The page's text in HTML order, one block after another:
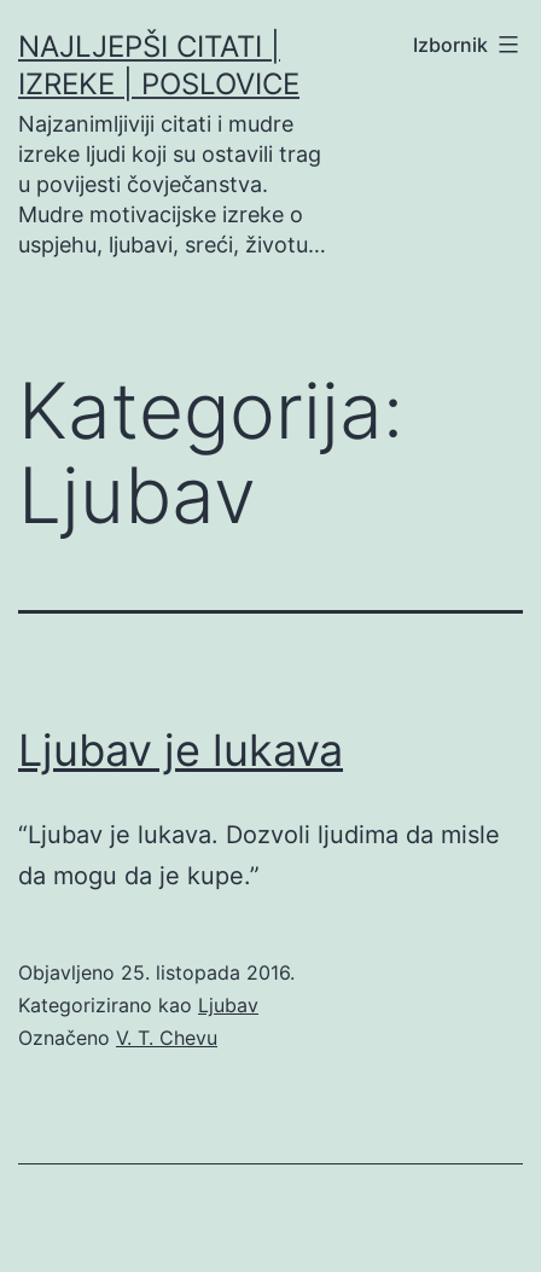
na
sadržaj
NAJLJEPŠI CITATI |
IZREKE | POSLOVICE
Najzanimljiviji citati i mudre
izreke ljudi koji su ostavili trag
u povijesti čovječanstva.
Mudre motivacijske izreke o
uspjehu, ljubavi, sreći, životu…
Izbornik
Kategorija:
Ljubav
Ljubav je lukava
“Ljubav je lukava. Dozvoli ljudima da misle
da mogu da je kupe.”
Objavljeno 25. listopada 2016.
Kategorizirano kao Ljubav
Označeno V. T. Chevu